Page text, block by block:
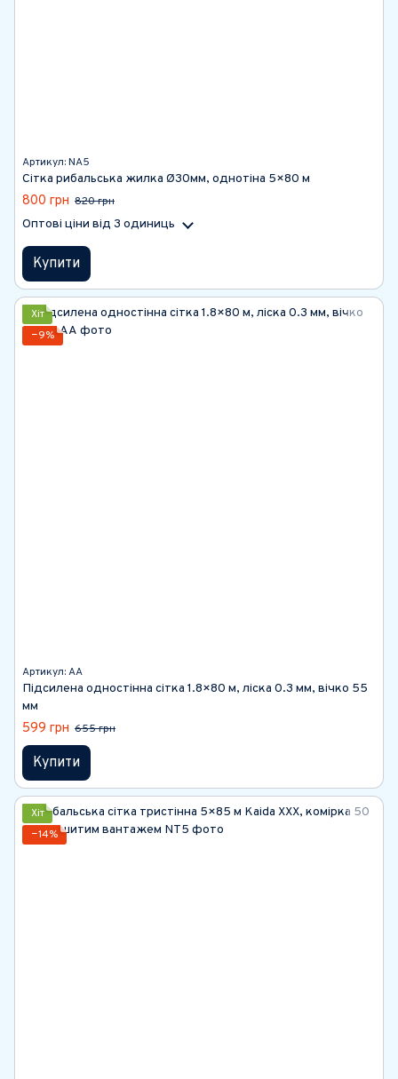
Артикул: NА5
Сітка рибальська жилка Ø30мм, однотіна 5×80 м
800 грн 820 грн
Оптові ціни від 3 одиниць
Купити
Хіт
−9%
Артикул: АА
Підсилена одностінна сітка 1.8×80 м, ліска 0.3 мм, вічко 55
мм
599 грн 655 грн
Купити
Хіт
−14%